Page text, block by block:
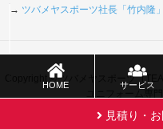
HOME サービス
見積り・お
→ ツバメヤスポーツ社長「竹内隆
Copyright © ツバメヤスポーツ（
ユニフォーム専